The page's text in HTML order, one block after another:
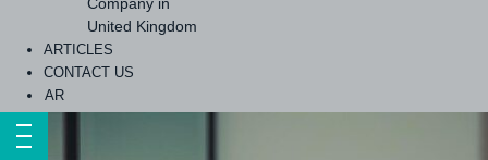
United Kingdom
ARTICLES
CONTACT US
AR